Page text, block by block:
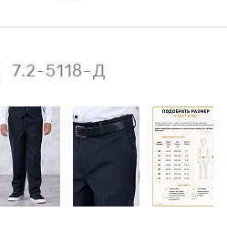
7.2-5118-Д